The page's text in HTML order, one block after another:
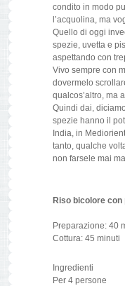
condito in modo
l’acquolina, ma
Quello di oggi
spezie, uvetta e
aspettando con
Vivo sempre con
dovermelo
qualcos’altro, ma
Quindi dai,
spezie hanno il
India, in
tanto, qualche
non farsele mai
Riso bicolore
Preparazione: 40
Cottura: 45 minuti
Ingredienti
Per 4 persone